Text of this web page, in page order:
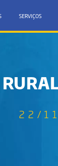
SERVIÇOS
22/